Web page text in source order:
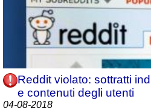
Reddit violato: sottratti
e contenuti degli utenti
04-08-2018